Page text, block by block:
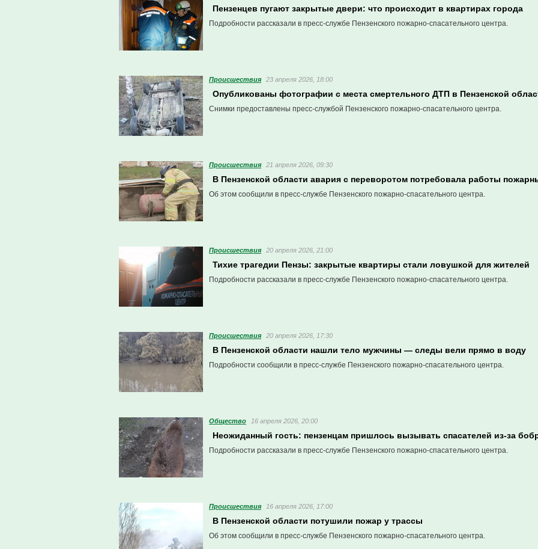
Пензенцев пугают закрытые двери: что происходит в квартирах города
Подробности рассказали в пресс-службе Пензенского пожарно-спасательного центра.
Проиcшествия 23 апреля 2026, 18:00
Опубликованы фотографии с места смертельного ДТП в Пензенской
Снимки предоставлены пресс-службой Пензенского пожарно-спасательного центра.
Проиcшествия 21 апреля 2026, 09:30
В Пензенской области авария с переворотом потребовала работы
Об этом сообщили в пресс-службе Пензенского пожарно-спасательного центра.
Проиcшествия 20 апреля 2026, 21:00
Тихие трагедии Пензы: закрытые квартиры стали ловушкой для жителей
Подробности рассказали в пресс-службе Пензенского пожарно-спасательного центра.
Проиcшествия 20 апреля 2026, 17:30
В Пензенской области нашли тело мужчины — следы вели прямо в воду
Подробности сообщили в пресс-службе Пензенского пожарно-спасательного центра.
Общество 16 апреля 2026, 20:00
Неожиданный гость: пензенцам пришлось вызывать спасателей из-за
Подробности рассказали в пресс-службе Пензенского пожарно-спасательного центра.
Проиcшествия 16 апреля 2026, 17:00
В Пензенской области потушили пожар у трассы
Об этом сообщили в пресс-службе Пензенского пожарно-спасательного центра.